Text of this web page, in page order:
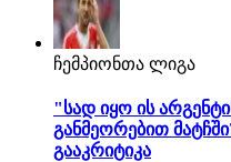
ჩემპიონთა ლიგა
"სად იყო ის
განმეორებით
გააკრიტიკა